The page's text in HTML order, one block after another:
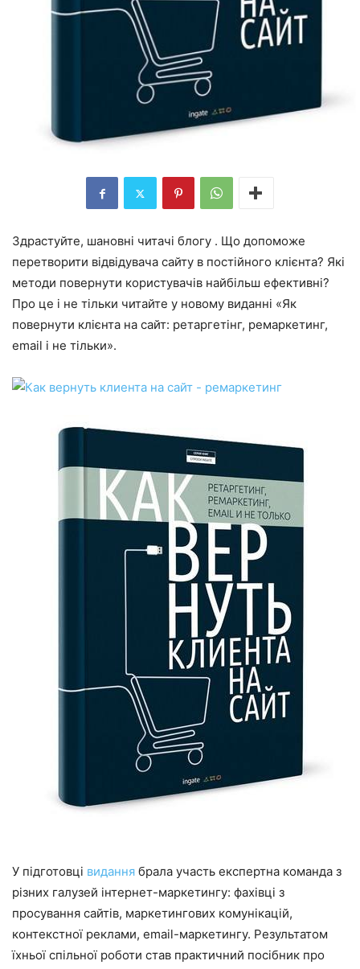
Здрастуйте, шановні читачі блогу . Що допоможе
перетворити відвідувача сайту в постійного клієнта? Які
методи повернути користувачів найбільш ефективні?
Про це і не тільки читайте у новому виданні «Як
повернути клієнта на сайт: ретаргетінг, ремаркетинг,
email і не тільки».
У підготовці видання брала участь експертна команда з
різних галузей інтернет-маркетингу: фахівці з
просування сайтів, маркетингових комунікацій,
контекстної реклами, email-маркетингу. Результатом
їхньої спільної роботи став практичний посібник про